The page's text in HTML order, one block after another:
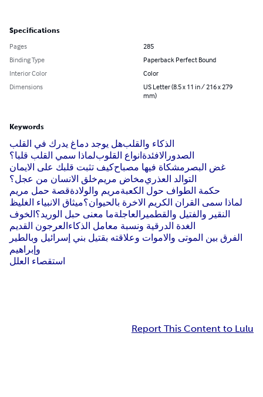
Specifications
Pages
285
Binding Type
Paperback Perfect Bound
Interior Color
Color
Dimensions
US Letter (8.5 x 11 in / 216 x 279
mm)
Keywords
هل يوجد دماغ يدرك في القلبالذكاء والقلب
لماذا سمي القلب قلبا؟انواع القلوب الافئدة الصدور
كيف تثبت قلبك على الايمانمشكاة فيها مصباح غض البصر
خلق الانسان من عجل؟مخاض مريمالتوالد العذري
قصة حمل مريممريم والولادةحكمة الطواف حول الكعبة
ميثاق الانبياء الغليظلماذا سمى القران الكريم الاخرة بالحيوان؟
الخوف ما معنى حبل الوريد؟العاجلة النقير والفتيل والقطمير
العرجون القديم الغدة الدرقية ونسبة معامل الذكاء
الفرق بين الموتى والاموات وعلاقته بقتيل بني إسرائيل وبالطير
وإبراهيم
استقصاء العلل
Report This Content to Lulu